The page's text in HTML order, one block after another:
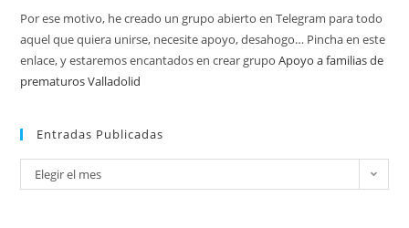
Por ese motivo, he creado un grupo abierto en Telegram para todo
aquel que quiera unirse, necesite apoyo, desahogo… Pincha en este
enlace, y estaremos encantados en crear grupoApoyo a familias de
prematuros Valladolid
Entradas Publicadas
Elegir el mes